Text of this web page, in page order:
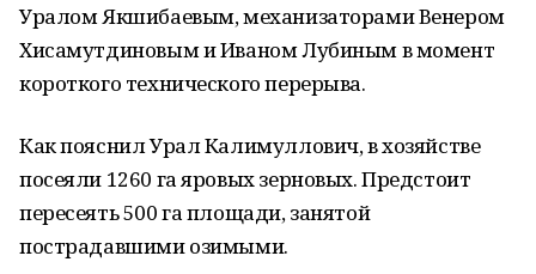
Уралом Якшибаевым, механизаторами Венером
Хисамутдиновым и Иваном Лубиным в момент
короткого технического перерыва.
Как пояснил Урал Калимуллович, в хозяйстве
посеяли 1260 га яровых зерновых. Предстоит
пересеять 500 га площади, занятой
пострадавшими озимыми.